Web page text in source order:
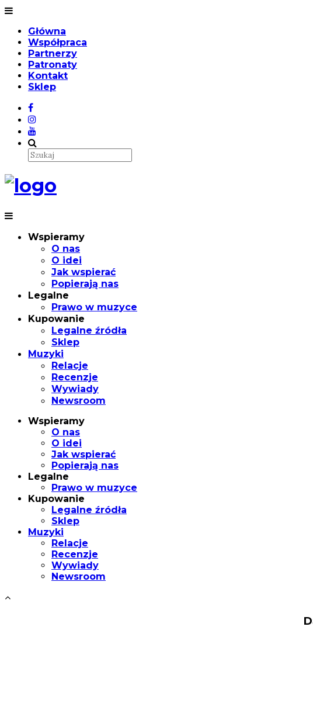
Główna
Współpraca
Partnerzy
Patronaty
Kontakt
Sklep
Wspieramy
O nas
O idei
Jak wspierać
Popierają nas
Legalne
Prawo w muzyce
Kupowanie
Legalne źródła
Sklep
Muzyki
Relacje
Recenzje
Wywiady
Newsroom
Wspieramy
O nas
O idei
Jak wspierać
Popierają nas
Legalne
Prawo w muzyce
Kupowanie
Legalne źródła
Sklep
Muzyki
Relacje
Recenzje
Wywiady
Newsroom